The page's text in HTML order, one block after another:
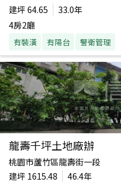
建坪 64.65
33.0年
4房2廳
有裝潢 有陽台 警衛管理
龍壽千坪土地廠辦
桃園市蘆竹區龍壽街一段
建坪 1615.48
46.4年